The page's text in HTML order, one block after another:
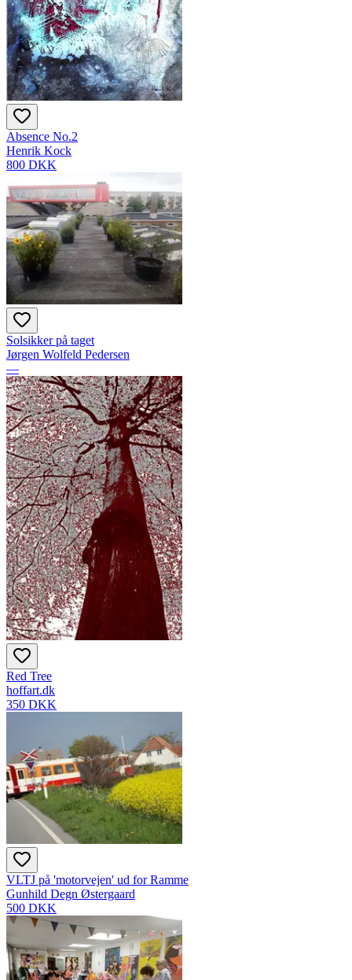
Absence No.2
Henrik Kock
800 DKK
Solsikker på taget
Jørgen Wolfeld Pedersen
—
Red Tree
hoffart.dk
350 DKK
VLTJ på 'motorvejen' ud for Ramme
Gunhild Degn Østergaard
500 DKK